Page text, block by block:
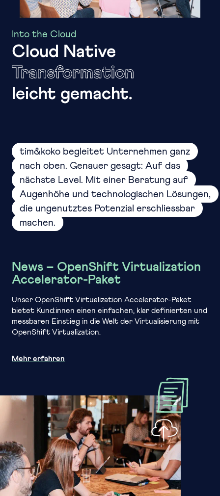
Into the Cloud
Cloud Native
Transformation
leicht gemacht.
tim&koko begleitet Unternehmen ganz
nach oben. Genauer gesagt: Auf das
nächste Level. Mit einer Beratung auf
Augenhöhe und technologischen Lösungen,
die ungenutztes Potenzial erschliessbar
machen.
News – OpenShift Virtualization
Accelerator-Paket
Unser OpenShift Virtualization Accelerator-Paket
bietet Kund:innen einen einfachen, klar definierten und
messbaren Einstieg in die Welt der Virtualisierung mit
OpenShift Virtualization.
Mehr erfahren